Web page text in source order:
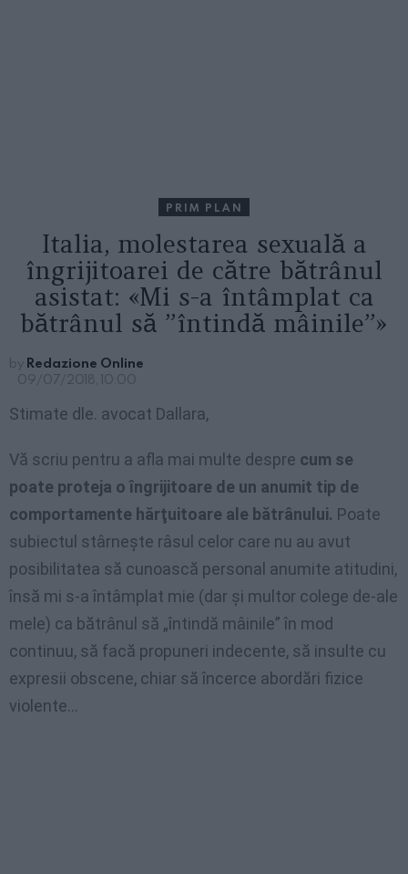
PRIM PLAN
Italia, molestarea sexuală a
îngrijitoarei de către bătrânul
asistat: «Mi s-a întâmplat ca
bătrânul să ”întindă mâinile”»
by Redazione Online
09/07/2018, 10:00
Stimate dle. avocat Dallara,
Vă scriu pentru a afla mai multe despre cum se
poate proteja o îngrijitoare de un anumit tip de
comportamente hărţuitoare ale bătrânului. Poate
subiectul stârneşte râsul celor care nu au avut
posibilitatea să cunoască personal anumite atitudini,
însă mi s-a întâmplat mie (dar şi multor colege de-ale
mele) ca bătrânul să „întindă mâinile” în mod
continuu, să facă propuneri indecente, să insulte cu
expresii obscene, chiar să încerce abordări fizice
violente…